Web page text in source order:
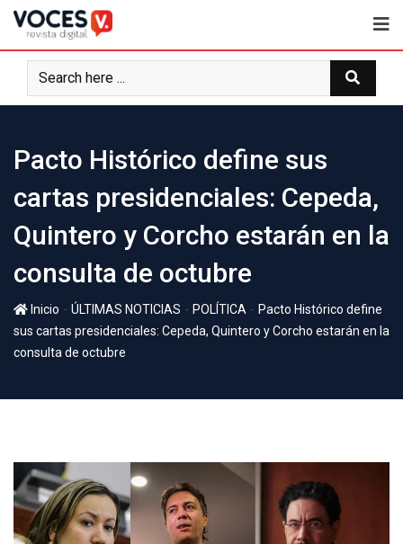
Pacto Histórico define sus
cartas presidenciales: Cepeda,
Quintero y Corcho estarán en la
consulta de octubre
Inicio - ÚLTIMAS NOTICIAS - POLÍTICA - Pacto Histórico define
sus cartas presidenciales: Cepeda, Quintero y Corcho estarán en la
consulta de octubre